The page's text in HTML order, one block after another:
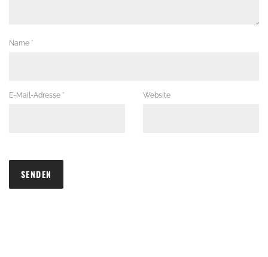
Name *
E-Mail-Adresse * Website